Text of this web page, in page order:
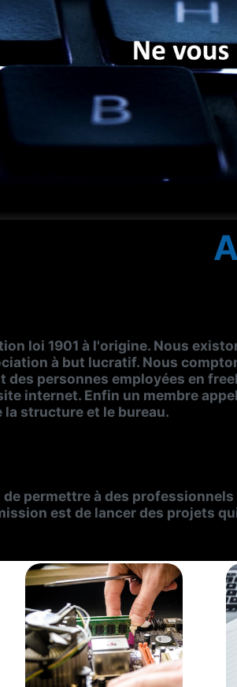
loi 1901 à l'origine. Nous
à but lucratif. Nous
des personnes employées en
internet. Enfin un membre
structure et le bureau.
permettre à des
est de lancer des projets